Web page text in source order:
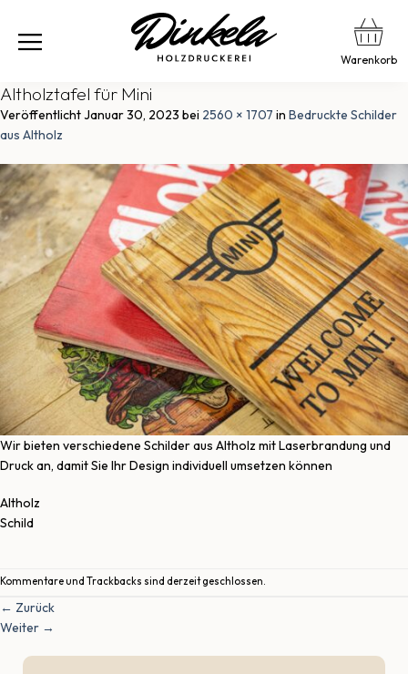
Warenkorb
Altholztafel für Mini
VeröffentlichtJanuar 30, 2023 bei 2560 × 1707 in Bedruckte Schilder
aus Altholz
Wir bieten verschiedene Schilder aus Altholz mit Laserbrandung und
Druck an, damit Sie Ihr Design individuell umsetzen können
Altholz
Schild
Kommentare und Trackbacks sind derzeit geschlossen.
← Zurück
Weiter →